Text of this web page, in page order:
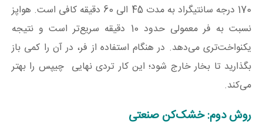
170 درجه سانتیگراد به مدت 45 الی 60 دقیقه کافی است. هواپز
نسبت به فر معمولی حدود 10 دقیقه سریع‌تر است و نتیجه
یکنواخت‌تری می‌دهد. در هنگام استفاده از فر، در آن را کمی باز
بگذارید تا بخار خارج شود؛ این کار تردی نهایی چیپس را بهتر
می‌کند.
روش دوم: خشک‌کن صنعتی